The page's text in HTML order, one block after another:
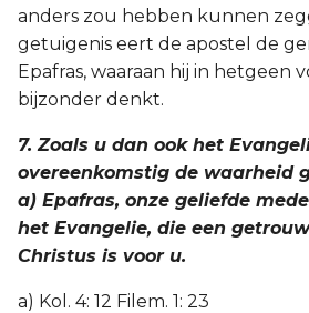
anders zou hebben kunnen
getuigenis eert de apostel de
Epafras, waaraan hij in hetgeen
bijzonder denkt.
7. Zoals u dan ook het
overeenkomstig de waarheid
a) Epafras, onze geliefde
het Evangelie, die een
Christus is voor u.
a) Kol. 4: 12 Filem. 1: 23